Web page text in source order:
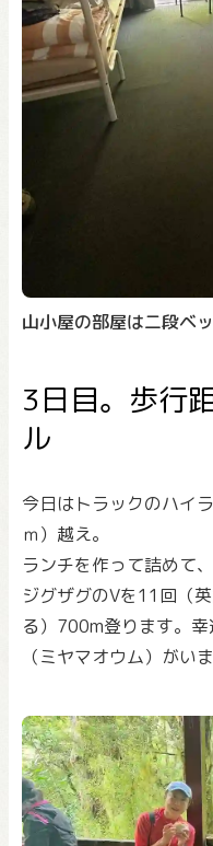
山小屋の部屋は二段ベ
3日目。歩行
ル
今日はトラックのハイ
ｍ）越え。
ランチを作って詰めて
ジグザグのVを11回（
る）700m登ります。
（ミヤマオウム）がい